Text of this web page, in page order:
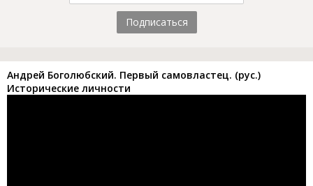
Подписаться
Андрей Боголюбский. Первый самовластец. (рус.)
Исторические личности